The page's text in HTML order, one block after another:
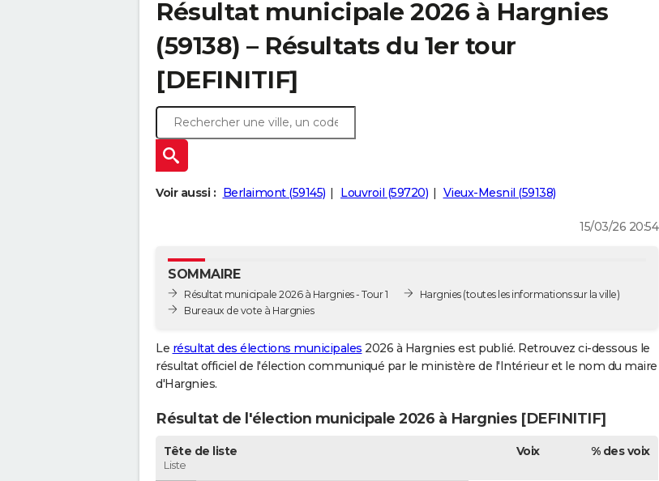
Résultat municipale 2026 à Hargnies
(59138) – Résultats du 1er tour
[DEFINITIF]
Voir aussi : Berlaimont (59145) Louvroil (59720) Vieux-Mesnil (59138)
15/03/26 20:54
SOMMAIRE
Résultat municipale 2026 à Hargnies - Tour 1
Bureaux de vote à Hargnies
Hargnies(toutes les informations sur la ville)
Le résultat des élections municipales 2026 à Hargnies est publié. Retrouvez ci-dessous le
résultat officiel de l'élection communiqué par le ministère de l'Intérieur et le nom du maire
d'Hargnies.
Résultat de l'élection municipale 2026 à Hargnies [DEFINITIF]
Tête de liste
Liste
Voix % des voix